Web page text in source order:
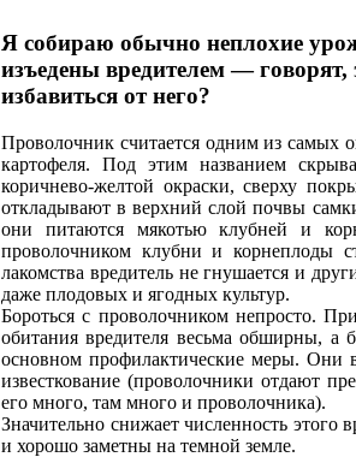
Я собираю обычно неплохие
изъедены вредителем —
избавиться от него?
Проволочник считается одним из самых
картофеля. Под этим названием
коричнево-желтой окраски, сверху
откладывают в верхний слой почвы
они питаются мякотью клубней и
проволочником клубни и корнеплоды
лакомства вредитель не гнушается и
даже плодовых и ягодных культур.
Бороться с проволочником непросто.
обитания вредителя весьма обширны,
основном профилактические меры. Они
известкование (проволочники отдают
его много, там много и проволочника).
Значительно снижает численность
и хорошо заметны на темной земле.